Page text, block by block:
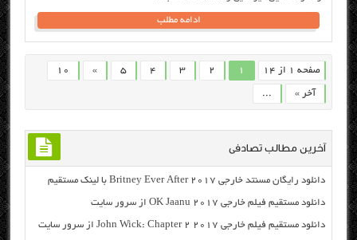
ادامه مطلب
صفحه 1 از 14 1
2
3
4
5
»
10
... آخر »
آخرین مطالب تصادفی
دانلود رایگان مسنتد خارجی Britney Ever After 2017 با لینک مستقیم
دانلود مستقیم فیلم خارجی OK Jaanu 2017 از سرور سایت
دانلود مستقیم فیلم خارجی John Wick: Chapter 2 2017 از سرور سایت